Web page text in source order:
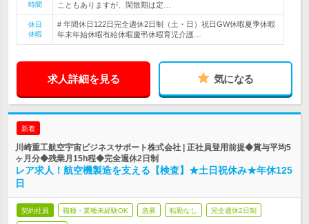
時間
こともありますが、閑散期は定…
休日
休暇
# 年間休日122日完全週休2日制（土・日）祝日GW休暇夏季休暇
年末年始休暇有給休暇慶弔休暇育児介護…
求人詳細を見る 気になる
新着
川崎重工航空宇宙ビジネスサポート株式会社 | 正社員登用前提◆賞与平均5
ヶ月分◆残業月15h程◆完全週休2日制
レア求人！航空機製造を支える【検査】★土日祝休み★年休125
日
契約社員 職種・業種未経験OK 急募 転勤なし 完全週休2日制